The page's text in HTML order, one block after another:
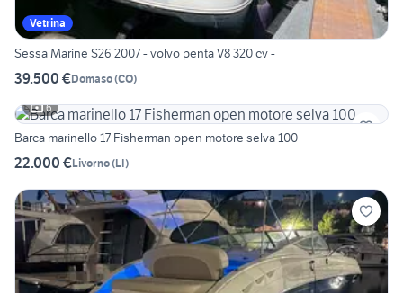
Vetrina
Sessa Marine S26 2007 - volvo penta V8 320 cv -
39.500 €Domaso(CO)
6
Barca marinello 17 Fisherman open motore selva 100
22.000 €Livorno(LI)